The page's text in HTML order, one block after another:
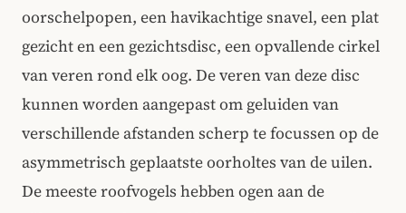
oorschelpopen, een havikachtige snavel, een plat
gezicht en een gezichtsdisc, een opvallende cirkel
van veren rond elk oog. De veren van deze disc
kunnen worden aangepast om geluiden van
verschillende afstanden scherp te focussen op de
asymmetrisch geplaatste oorholtes van de uilen.
De meeste roofvogels hebben ogen aan de